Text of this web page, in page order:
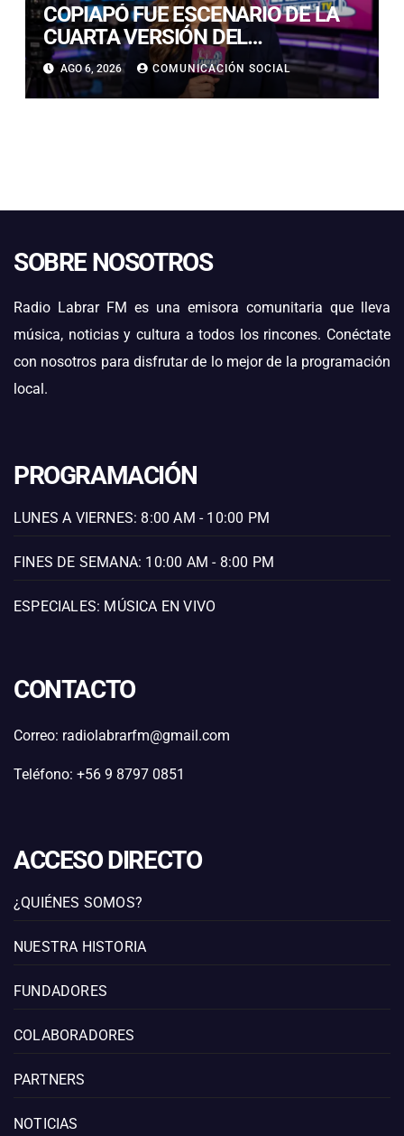
COPIAPÓ FUE ESCENARIO DE LA
CUARTA VERSIÓN DEL
CAMPEONATO REGIONAL DE
BANDAS DE GUERRA
ESTUDIANTILES
AGO 6, 2026 COMUNICACIÓN SOCIAL
SOBRE NOSOTROS
Radio Labrar FM es una emisora comunitaria que lleva
música, noticias y cultura a todos los rincones. Conéctate
con nosotros para disfrutar de lo mejor de la programación
local.
PROGRAMACIÓN
LUNES A VIERNES: 8:00 AM - 10:00 PM
FINES DE SEMANA: 10:00 AM - 8:00 PM
ESPECIALES: MÚSICA EN VIVO
CONTACTO
Correo: radiolabrarfm@gmail.com
Teléfono: +56 9 8797 0851
ACCESO DIRECTO
¿QUIÉNES SOMOS?
NUESTRA HISTORIA
FUNDADORES
COLABORADORES
PARTNERS
NOTICIAS